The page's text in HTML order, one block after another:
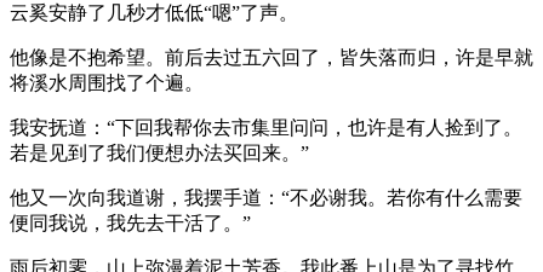
云奚安静了几秒才低低“嗯”了声。
他像是不抱希望。前后去过五六回了，皆失落而归，许是早就
将溪水周围找了个遍。
我安抚道：“下回我帮你去市集里问问，也许是有人捡到了。
若是见到了我们便想办法买回来。”
他又一次向我道谢，我摆手道：“不必谢我。若你有什么需要
便同我说，我先去干活了。”
雨后初霁，山上弥漫着泥土芳香。我此番上山是为了寻找竹